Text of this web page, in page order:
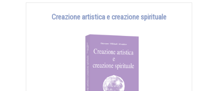
Creazione artistica e creazione spirituale